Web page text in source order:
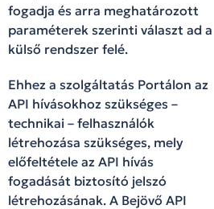
fogadja és arra meghatározott
paraméterek szerinti választ ad a
külső rendszer felé.
Ehhez a szolgáltatás Portálon az
API hívásokhoz szükséges –
technikai – felhasználók
létrehozása szükséges, mely
előfeltétele az API hívás
fogadását biztosító jelszó
létrehozásának. A Bejövő API